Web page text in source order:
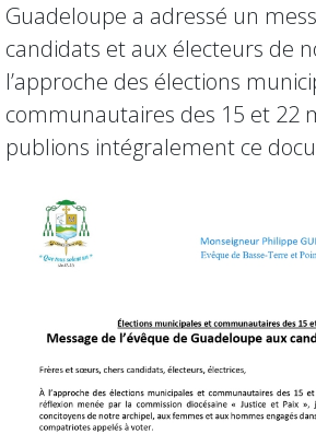
Guadeloupe a adressé un
candidats et aux électeurs de
l’approche des élections
communautaires des 15 et 22
publions intégralement ce